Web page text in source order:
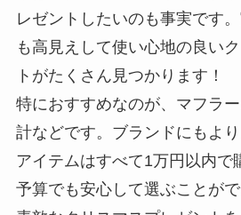
レゼントしたいのも事実です
も高見えして使い心地の良い
トがたくさん見つかります！
特におすすめなのが、マフラ
計などです。ブランドにもよ
アイテムはすべて1万円以内で
予算でも安心して選ぶことがで